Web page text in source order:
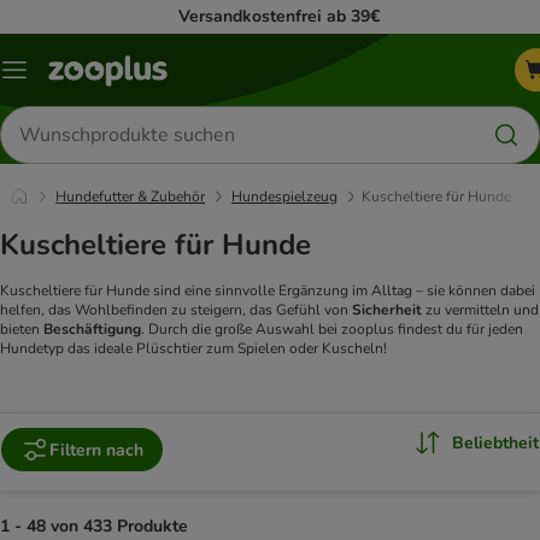
Versandkostenfrei ab 39€
Menü
Produkte
suchen
Hundefutter & Zubehör Hundespielzeug Kuscheltiere für Hunde
Kuscheltiere für Hunde
Kuscheltiere für Hunde sind eine sinnvolle Ergänzung im Alltag – sie können dabei
helfen, das Wohlbefinden zu steigern, das Gefühl von Sicherheitzu vermitteln und
bieten Beschäftigung. Durch die große Auswahl bei zooplus findest du für jeden
Hundetyp das ideale Plüschtier zum Spielen oder Kuscheln!
Filtern nach Beliebtheit
1 - 48 von 433 Produkte